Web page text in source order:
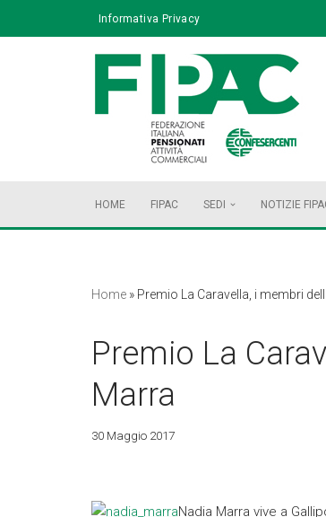
Informativa Privacy
HOME FIPAC SEDI NOTIZIE
Home » Premio La Caravella, i membri
Premio La
Marra
30 Maggio 2017
Nadia Marra vive a